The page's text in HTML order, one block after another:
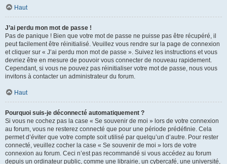
Haut
J’ai perdu mon mot de passe !
Pas de panique ! Bien que votre mot de passe ne puisse pas être récupéré, il
peut facilement être réinitialisé. Veuillez vous rendre sur la page de connexion
et cliquer sur « J’ai perdu mon mot de passe ». Suivez les instructions et vous
devriez être en mesure de pouvoir vous connecter de nouveau rapidement.
Cependant, si vous ne pouvez pas réinitialiser votre mot de passe, nous vous
invitons à contacter un administrateur du forum.
Haut
Pourquoi suis-je déconnecté automatiquement ?
Si vous ne cochez pas la case « Se souvenir de moi » lors de votre connexion
au forum, vous ne resterez connecté que pour une période prédéfinie. Cela
permet d’éviter que votre compte soit utilisé par quelqu’un d’autre. Pour rester
connecté, veuillez cocher la case « Se souvenir de moi » lors de votre
connexion au forum. Ceci n’est pas recommandé si vous accédez au forum
depuis un ordinateur public, comme une librairie, un cybercafé, une université,